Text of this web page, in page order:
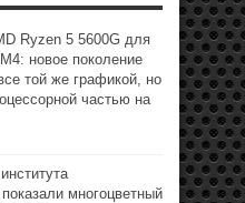
Ryzen 5 5600G для
новое поколение
той же графикой, но
частью на
многоцветный